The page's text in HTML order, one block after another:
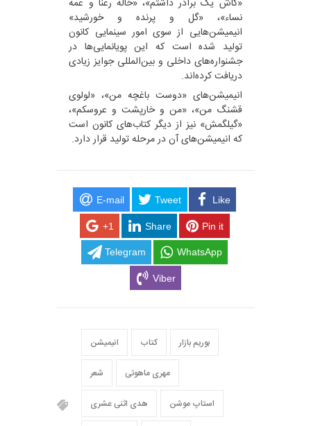
نساء»، «گل و پرنده و خورشید»
انیمیشن‌هایی از سوی امور سینمایی کانون
تولید شده است که این پویانمایی‌ها در
جشنواره‌های داخلی و بین‌المللی جوایز زیادی
دریافت کرده‌اند.
انیمیشن‌های «دوست باغچه من»، «لولوی
قشنگ من»، «من و خارپشت و عروسکم»،
«گیلگمش» نیز از دیگر کتاب‌های کانون است
که انیمیشن‌های آن در مرحله تولید قرار دارد.
E-mail Tweet Like
+1 Share Pin it
Telegram WhatsApp
Viber
انیمیشن کتاب بوریم بازار
شعر مهری ماهوتی
هدی اثنی عشری استاپ موشن